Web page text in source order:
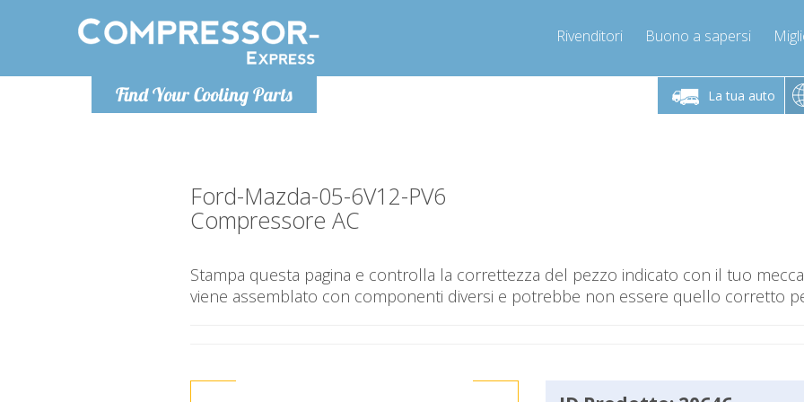
Find Your Cooling Parts
Rivenditori Buono a sapersi
La tua auto
Lunedì-Venerdì 9-12 / 14-17
Chiamaci!
+393278892946
Lunedì-
Ford-Mazda-05-6V12-PV6
Compressore AC
Stampa questa pagina e controlla la correttezza del pezzo indicato con il tuo
viene assemblato con componenti diversi e potrebbe non essere quello corretto